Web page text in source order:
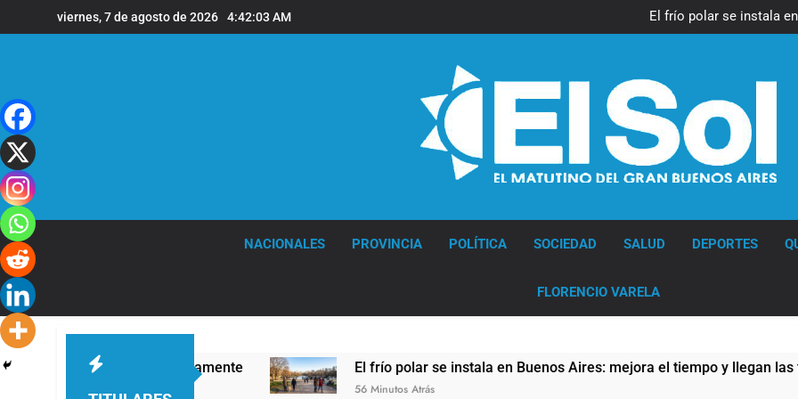
al
viernes, 7 de agosto de 2026 4:42:04 AM
El frío polar se instala
El Senado aprobó la ley
El Senado aprobó la ley
NACIONALES PROVINCIA POLÍTICA SOCIEDAD SALUD DEPORTES
FLORENCIO VARELA
servirla correctamente El frío polar se instala en Buenos Aires: mejora el tiempo y llegan las
56 Minutos Atrás